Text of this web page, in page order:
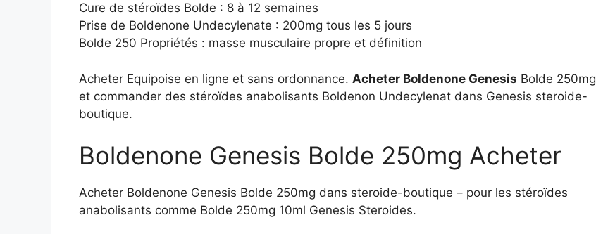
Cure de stéroïdes Bolde : 8 à 12 semaines
Prise de Boldenone Undecylenate : 200mg tous les 5 jours
Bolde 250 Propriétés : masse musculaire propre et définition
Acheter Equipoise en ligne et sans ordonnance. Acheter Boldenone Genesis Bolde 250mg
et commander des stéroïdes anabolisants Boldenon Undecylenat dans Genesis steroide-
boutique.
Boldenone Genesis Bolde 250mg Acheter
Acheter Boldenone Genesis Bolde 250mg dans steroide-boutique – pour les stéroïdes
anabolisants comme Bolde 250mg 10ml Genesis Steroides.